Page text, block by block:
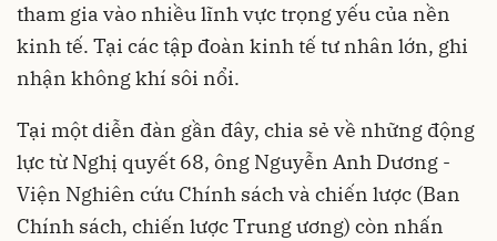
tham gia vào nhiều lĩnh vực trọng yếu của nền
kinh tế. Tại các tập đoàn kinh tế tư nhân lớn, ghi
nhận không khí sôi nổi.
Tại một diễn đàn gần đây, chia sẻ về những động
lực từ Nghị quyết 68, ông Nguyễn Anh Dương -
Viện Nghiên cứu Chính sách và chiến lược (Ban
Chính sách, chiến lược Trung ương) còn nhấn